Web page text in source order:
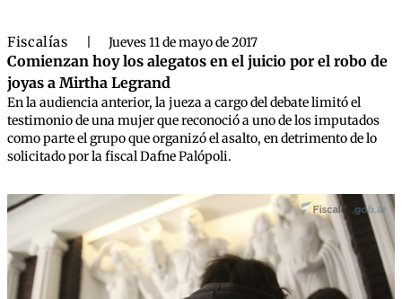
Fiscalías Jueves 11 de mayo de 2017
Comienzan hoy los alegatos en el juicio por el robo de
joyas a Mirtha Legrand
En la audiencia anterior, la jueza a cargo del debate limitó el
testimonio de una mujer que reconoció a uno de los imputados
como parte el grupo que organizó el asalto, en detrimento de lo
solicitado por la fiscal Dafne Palópoli.